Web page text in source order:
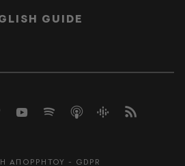
GUIDE
ΑΠΟΡΡΗΤΟΥ - GDPR